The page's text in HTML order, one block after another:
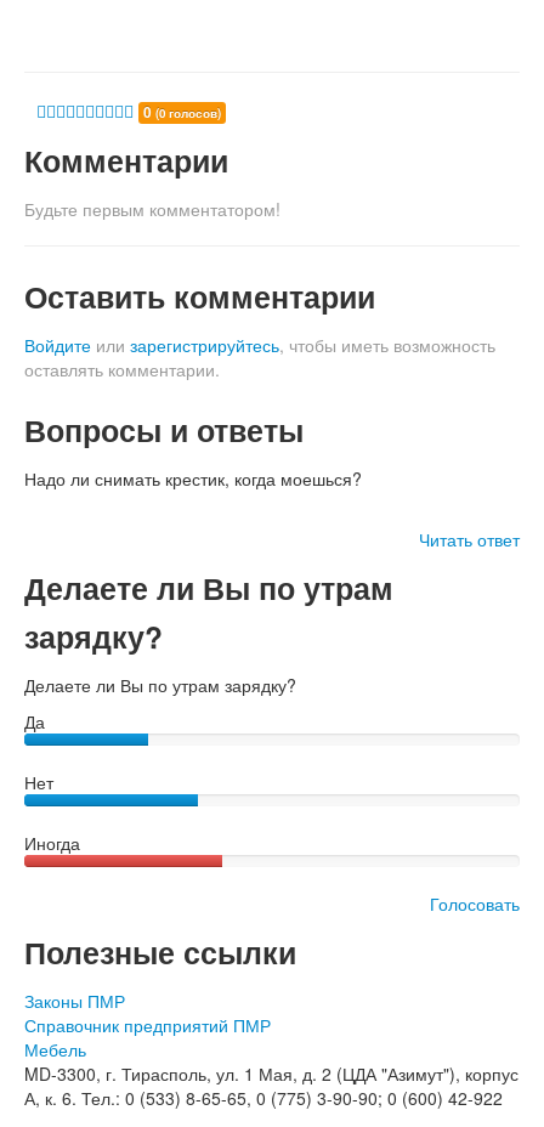
0 (0 голосов)
Комментарии
Будьте первым комментатором!
Оставить комментарии
Войдите или зарегистрируйтесь, чтобы иметь возможность
оставлять комментарии.
Вопросы и ответы
Надо ли снимать крестик, когда моешься?
Читать ответ
Делаете ли Вы по утрам
зарядку?
Делаете ли Вы по утрам зарядку?
Да
Нет
Иногда
Голосовать
Полезные ссылки
Законы ПМР
Справочник предприятий ПМР
Мебель
MD-3300, г. Тирасполь, ул. 1 Мая, д. 2 (ЦДА "Азимут"), корпус
А, к. 6. Тел.: 0 (533) 8-65-65, 0 (775) 3-90-90; 0 (600) 42-922